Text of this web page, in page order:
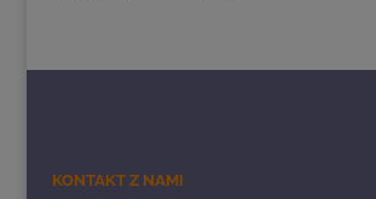
KONTAKT Z NAMI